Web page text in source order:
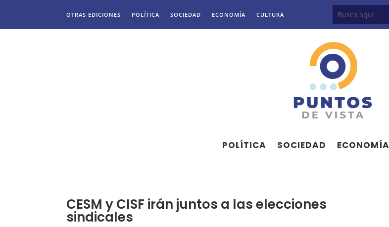
OTRAS EDICIONES POLÍTICA SOCIEDAD ECONOMÍA CULTURA
POLÍTICA SOCIEDAD ECONOMÍA
CESM y CISF irán juntos a las elecciones
sindicales